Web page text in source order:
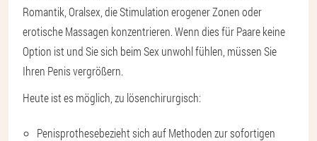
Romantik, Oralsex, die Stimulation erogener Zonen oder
erotische Massagen konzentrieren. Wenn dies für Paare keine
Option ist und Sie sich beim Sex unwohl fühlen, müssen Sie
Ihren Penis vergrößern.
Heute ist es möglich, zu lösenchirurgisch:
Penisprothesebezieht sich auf Methoden zur sofortigen